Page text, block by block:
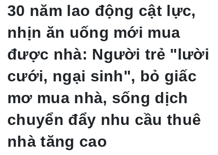
30 năm lao động cật lực,
nhịn ăn uống mới mua
được nhà: Người trẻ "lười
cưới, ngại sinh", bỏ giấc
mơ mua nhà, sống dịch
chuyển đẩy nhu cầu thuê
nhà tăng cao